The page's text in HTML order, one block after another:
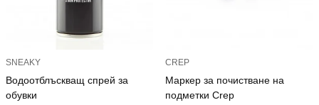
SNEAKY
Водоотблъскващ спрей за
обувки
CREP
Маркер за почистване на
подметки Crep